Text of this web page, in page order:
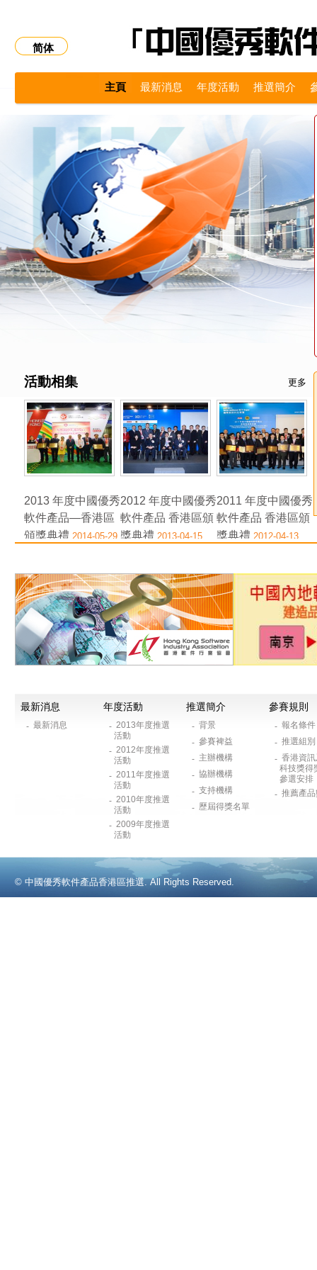
简体
主頁 最新消息 年度活動 推選簡介
活動相集 更多
2013 年度中國優秀
軟件產品—香港區
頒獎典禮 2014-05-29
2012 年度中國優秀
軟件產品 香港區頒
獎典禮 2013-04-15
2011 年度中國優秀
軟件產品 香港區頒
獎典禮 2012-04-13
最新消息
- 最新消息
年度活動
- 2013年度推選
活動
- 2012年度推選
活動
- 2011年度推選
活動
- 2010年度推選
活動
- 2009年度推選
活動
推選簡介
- 背景
- 參賽裨益
- 主辦機構
- 協辦機構
- 支持機構
- 歷屆得獎名單
參賽規則
- 報名條件
- 推選組別
- 香港資
科技獎得
參選安排
- 推薦產
© 中國優秀軟件產品香港區推選. All Rights Reserved.